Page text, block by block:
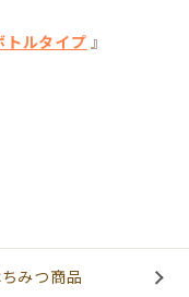
トルタイプ 』
みつ商品